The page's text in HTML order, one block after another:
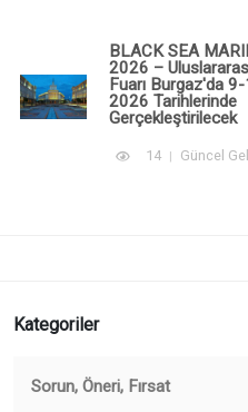
BLACK SEA
2026 –
Fuarı Burgaz'da
2026 Tarihlerinde
Gerçekleştirilecek
14 Güncel
Kategoriler
Sorun, Öneri, Fırsat